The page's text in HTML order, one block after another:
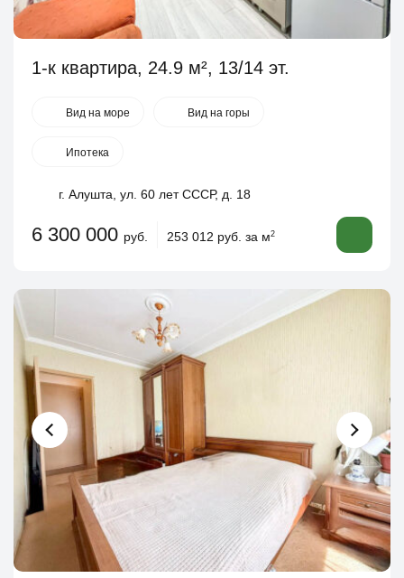
1-к квартира, 24.9 м², 13/14 эт.
Вид на море Вид на горы
Ипотека
г. Алушта, ул. 60 лет СССР, д. 18
6 300 000 руб. 253 012 руб. за м2